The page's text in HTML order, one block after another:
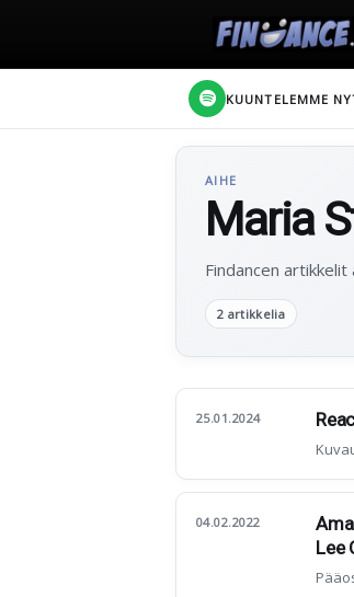
KUUNTELEMME
AIHE
Maria
Findancen
2 artikkelia
25.01.2024
04.02.2022
Lee